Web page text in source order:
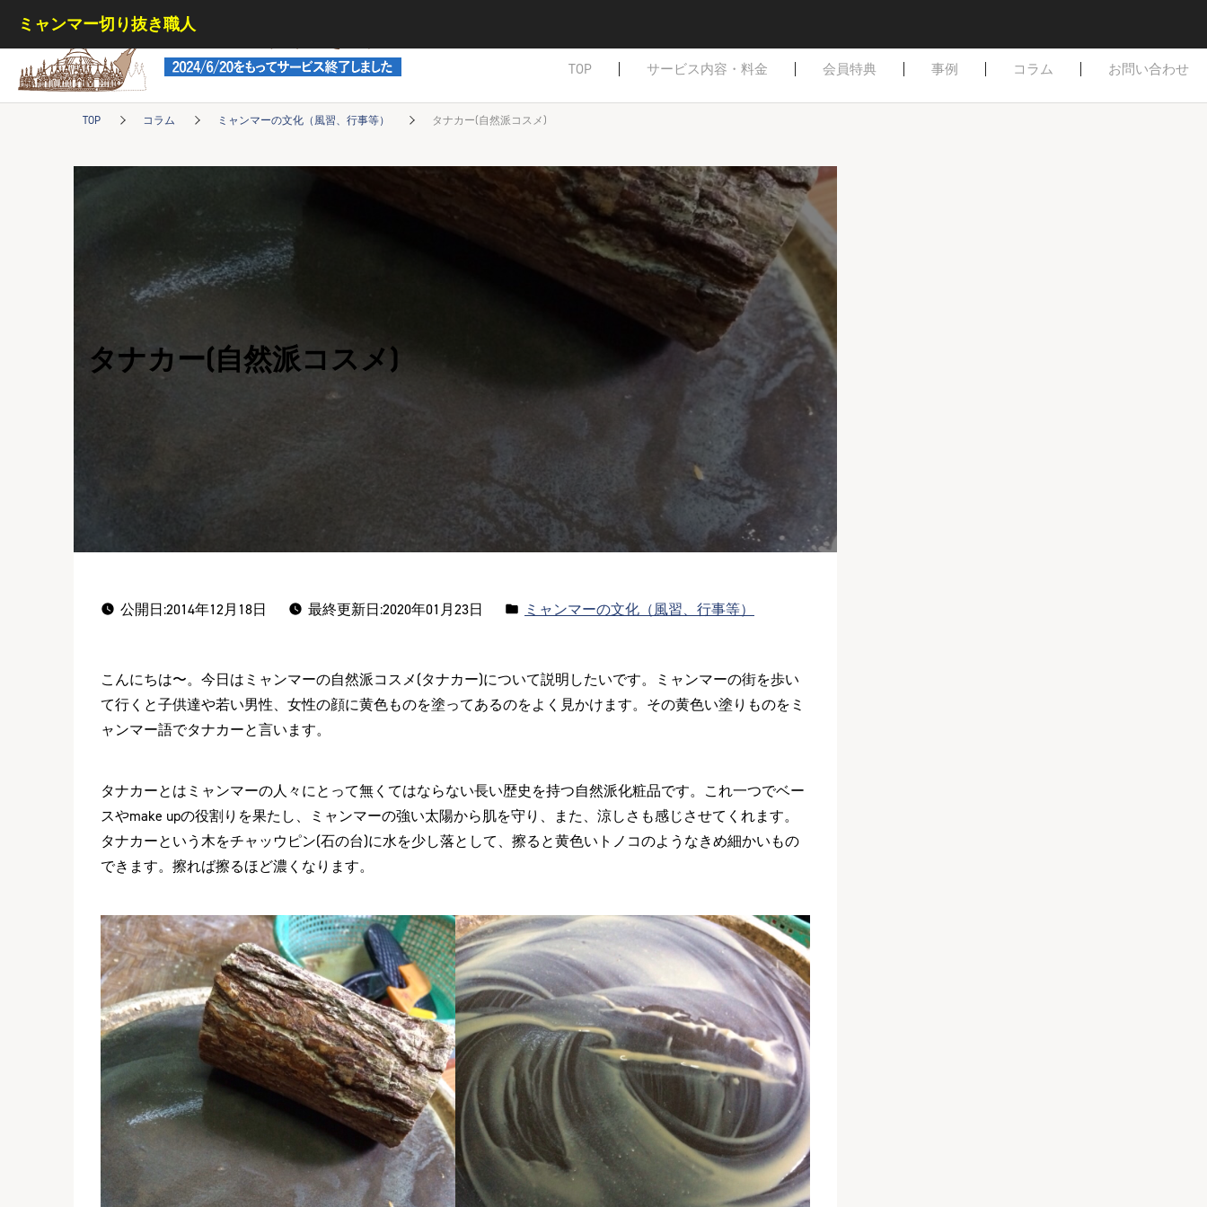
ミャンマー切り抜き職人
ミャンマー切り抜き職人
TOP サービス内容・料金 会員特典 事例 コラム お問い合わせ
TOP コラム ミャンマーの文化（風習、行事等） タナカー(自然派コスメ)
タナカー(自然派コスメ)
公開日:2014年12月18日 最終更新日:2020年01月23日
カ
リ
ー:
ミャンマーの文化（風習、行事等）
こんにちは〜。今日はミャンマーの自然派コスメ(タナカー)について説明したいです。ミャンマーの街を歩い
て行くと子供達や若い男性、女性の顔に黄色ものを塗ってあるのをよく見かけます。その黄色い塗りものをミ
ャンマー語でタナカーと言います。
タナカーとはミャンマーの人々にとって無くてはならない長い歴史を持つ自然派化粧品です。これ一つでベー
スやmake upの役割りを果たし、ミャンマーの強い太陽から肌を守り、また、涼しさも感じさせてくれます。
タナカーという木をチャッウピン(石の台)に水を少し落として、擦ると黄色いトノコのようなきめ細かいもの
できます。擦れば擦るほど濃くなります。